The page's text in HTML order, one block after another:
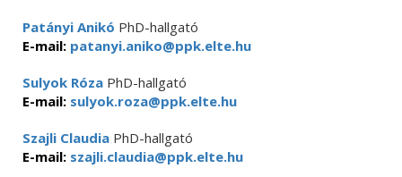
Patányi Anikó PhD-hallgató
E-mail: patanyi.aniko@ppk.elte.hu
Sulyok Róza PhD-hallgató
E-mail: sulyok.roza@ppk.elte.hu
Szajli Claudia PhD-hallgató
E-mail: szajli.claudia@ppk.elte.hu